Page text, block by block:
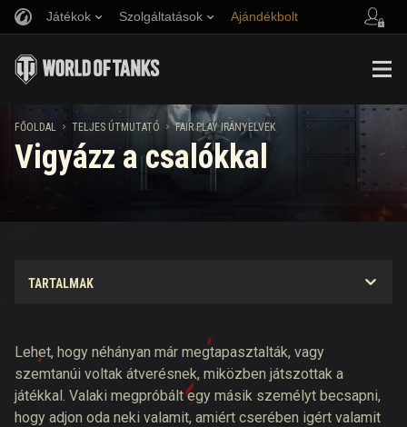
Játékok Szolgáltatások Ajándékbolt
Zene
Fair Play irányelvek
Wargaming.net játékközpont
Twitch Drops útmutató
Barát ajánlása
Discord
Mod Hub
Média
FŐOLDAL TELJES ÚTMUTATÓ FAIR PLAY IRÁNYELVEK
Vigyázz a csalókkal
Lehet, hogy néhányan már megtapasztalták, vagy
szemtanúi voltak átverésnek, miközben játszottak a
játékkal. Valaki megpróbált egy másik személyt becsapni,
hogy adjon oda neki valamit, amiért cserében igért valamit